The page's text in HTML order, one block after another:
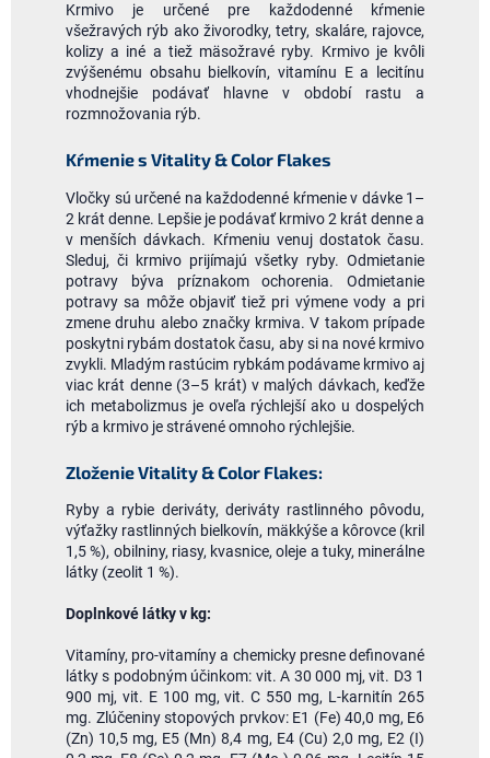
Krmivo je určené pre každodenné kŕmenie
všežravých rýb ako živorodky, tetry, skaláre, rajovce,
kolizy a iné a tiež mäsožravé ryby. Krmivo je kvôli
zvýšenému obsahu bielkovín, vitamínu E a lecitínu
vhodnejšie podávať hlavne v období rastu a
rozmnožovania rýb.
Kŕmenie s Vitality & Color Flakes
Vločky sú určené na každodenné kŕmenie v dávke 1 –
2 krát denne. Lepšie je podávať krmivo 2 krát denne a
v menších dávkach. Kŕmeniu venuj dostatok času.
Sleduj, či krmivo prijímajú všetky ryby. Odmietanie
potravy býva príznakom ochorenia. Odmietanie
potravy sa môže objaviť tiež pri výmene vody a pri
zmene druhu alebo značky krmiva. V takom prípade
poskytni rybám dostatok času, aby si na nové krmivo
zvykli. Mladým rastúcim rybkám podávame krmivo aj
viac krát denne (3–5 krát) v malých dávkach, keďže
ich metabolizmus je oveľa rýchlejší ako u dospelých
rýb a krmivo je strávené omnoho rýchlejšie.
Zloženie Vitality & Color Flakes:
Ryby a rybie deriváty, deriváty rastlinného pôvodu,
výťažky rastlinných bielkovín, mäkkýše a kôrovce (kril
1,5 %), obilniny, riasy, kvasnice, oleje a tuky, minerálne
látky (zeolit 1 %).
Doplnkové látky v kg:
Vitamíny, pro-vitamíny a chemicky presne definované
látky s podobným účinkom: vit. A 30 000 mj, vit. D3 1
900 mj, vit. E 100 mg, vit. C 550 mg, L-karnitín 265
mg. Zlúčeniny stopových prvkov: E1 (Fe) 40,0 mg, E6
(Zn) 10,5 mg, E5 (Mn) 8,4 mg, E4 (Cu) 2,0 mg, E2 (I)